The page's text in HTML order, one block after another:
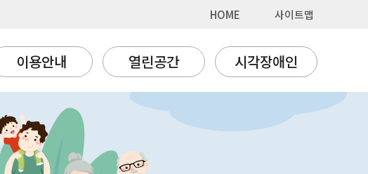
HOME 사이트맵
이용안내 열린공간 시각장애인